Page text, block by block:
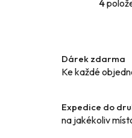
4
Dárek zdarma
Ke každé
Expedice do
na jakékoliv